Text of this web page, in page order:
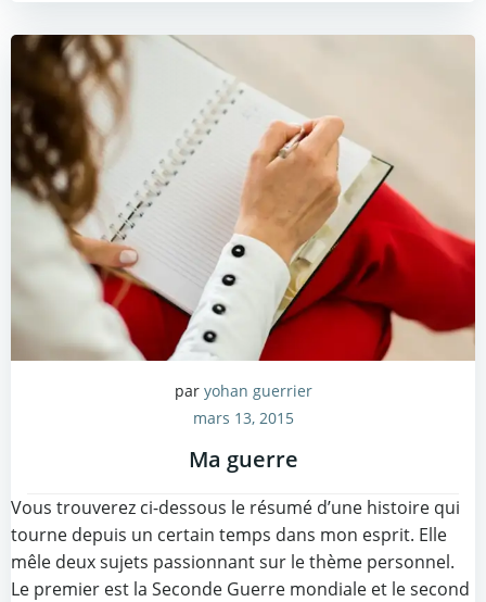
par yohan guerrier
mars 13, 2015
Ma guerre
Vous trouverez ci-dessous le résumé d’une histoire qui
tourne depuis un certain temps dans mon esprit. Elle
mêle deux sujets passionnant sur le thème personnel.
Le premier est la Seconde Guerre mondiale et le second